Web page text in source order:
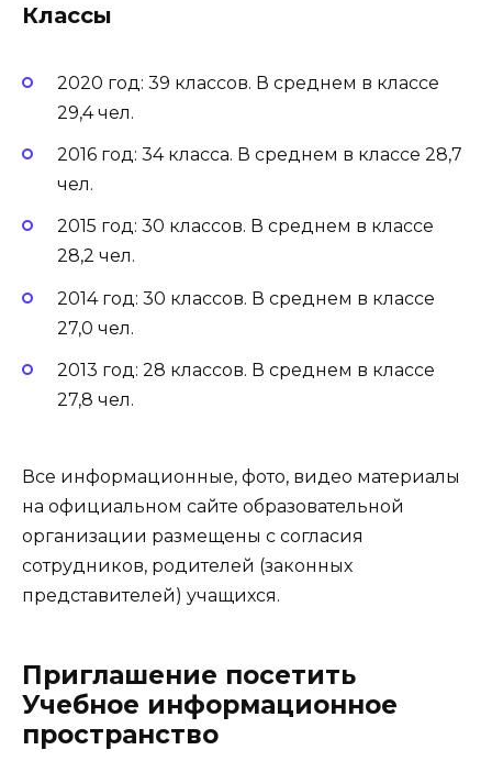
Классы
2020 год: 39 классов. В среднем в классе
29,4 чел.
2016 год: 34 класса. В среднем в классе 28,7
чел.
2015 год: 30 классов. В среднем в классе
28,2 чел.
2014 год: 30 классов. В среднем в классе
27,0 чел.
2013 год: 28 классов. В среднем в классе
27,8 чел.
Все информационные, фото, видео материалы
на официальном сайте образовательной
организации размещены с согласия
сотрудников, родителей (законных
представителей) учащихся.
Приглашение посетить
Учебное информационное
пространство